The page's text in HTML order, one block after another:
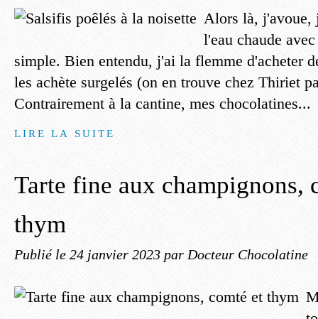
Alors là, j'avoue,
l'eau chaude
simple. Bien entendu, j'ai la flemme d'acheter
les achète surgelés (on en trouve chez Thiriet
Contrairement à la cantine, mes chocolatines...
LIRE LA SUITE
Tarte fine aux champignons,
thym
Publié le 24 janvier 2023 par Docteur Chocolatine